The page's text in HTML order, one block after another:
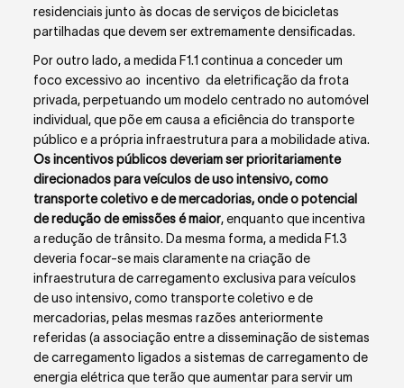
residenciais junto às docas de serviços de bicicletas
partilhadas que devem ser extremamente densificadas.
Por outro lado, a medida F1.1 continua a conceder um
foco excessivo ao incentivo da eletrificação da frota
privada, perpetuando um modelo centrado no automóvel
individual, que põe em causa a eficiência do transporte
público e a própria infraestrutura para a mobilidade ativa.
Os incentivos públicos deveriam ser prioritariamente
direcionados para veículos de uso intensivo, como
transporte coletivo e de mercadorias, onde o potencial
de redução de emissões é maior, enquanto que incentiva
a redução de trânsito. Da mesma forma, a medida F1.3
deveria focar-se mais claramente na criação de
infraestrutura de carregamento exclusiva para veículos
de uso intensivo, como transporte coletivo e de
mercadorias, pelas mesmas razões anteriormente
referidas (a associação entre a disseminação de sistemas
de carregamento ligados a sistemas de carregamento de
energia elétrica que terão que aumentar para servir um